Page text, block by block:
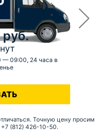
руб.
— 09:00, 24 часа в
Точную цену просим
(812) 426-10-50.